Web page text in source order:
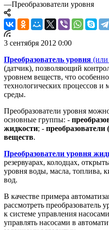
—Преобразователи уровня
3 сентября 2012 0:00
Преобразователь уровня (или
(датчик), позволяющий
уровнем веществ, что
технологических процессов
среды.
Преобразователи уровня
основные группы: -
жидкости; -
веществ.
Преобразователи уровня
резервуарах, колодцах,
уровня воды, масла, топлива,
вод.
В качестве примера
рассмотреть
к системе управления
управлять насосами в